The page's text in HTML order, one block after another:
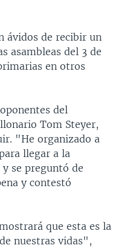
ávidos de recibir un
asambleas del 3 de
en otros
del
Tom Steyer,
"He organizado a
llegar a la
se preguntó de
y contestó
que esta es la
nuestras vidas",